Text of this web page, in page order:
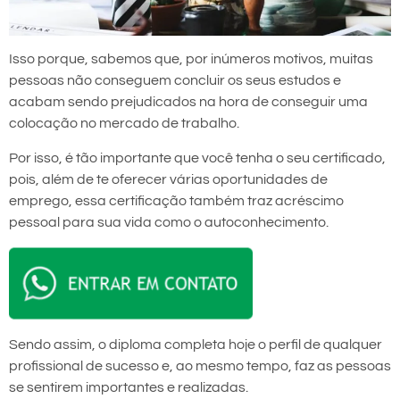
Isso porque, sabemos que, por inúmeros motivos, muitas
pessoas não conseguem concluir os seus estudos e
acabam sendo prejudicados na hora de conseguir uma
colocação no mercado de trabalho.
Por isso, é tão importante que você tenha o seu certificado,
pois, além de te oferecer várias oportunidades de
emprego, essa certificação também traz acréscimo
pessoal para sua vida como o autoconhecimento.
Sendo assim, o diploma completa hoje o perfil de qualquer
profissional de sucesso e, ao mesmo tempo, faz as pessoas
se sentirem importantes e realizadas.